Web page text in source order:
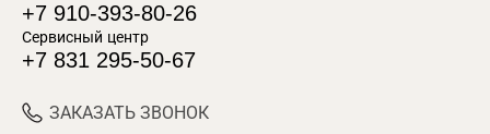
+7 910-393-80-26
Сервисный центр
+7 831 295-50-67
ЗАКАЗАТЬ ЗВОНОК